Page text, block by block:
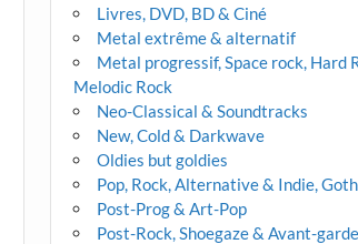
Livres, DVD, BD & Ciné
Metal extrême & alternatif
Metal progressif, Space rock, Hard
Melodic Rock
Neo-Classical & Soundtracks
New, Cold & Darkwave
Oldies but goldies
Pop, Rock, Alternative & Indie,
Post-Prog & Art-Pop
Post-Rock, Shoegaze & Avant-garde